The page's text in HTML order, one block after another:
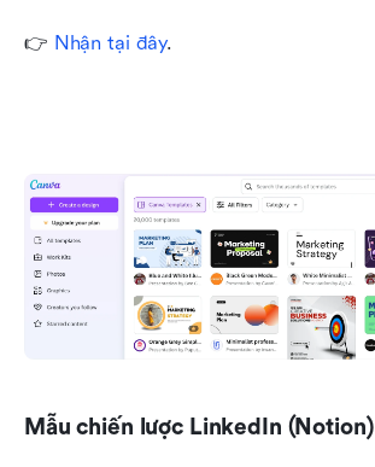
👉 Nhận tại đây.
Mẫu chiến lược LinkedIn (Notion)